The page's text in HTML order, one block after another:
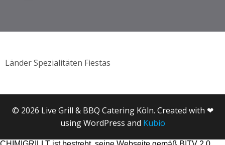
Länder Spezialitäten Fiestas
© 2026 Live Grill & BBQ Catering Köln. Created with ❤
using WordPress and Kubio